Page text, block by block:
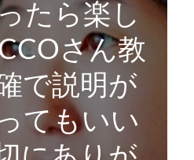
たら楽し
さん教
で説明が
てもいい